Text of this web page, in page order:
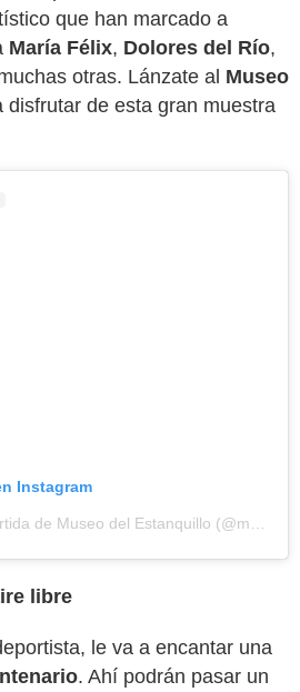
que han marcado a
María Félix, Dolores del Río,
otras. Lánzate al Museo
disfrutar de esta gran muestra
Instagram
libre
le va a encantar una
. Ahí podrán pasar un